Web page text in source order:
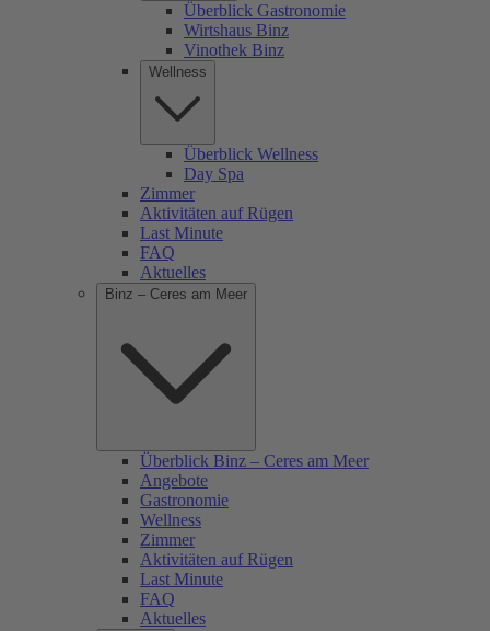
Überblick Gastronomie
Wirtshaus Binz
Vinothek Binz
Wellness
Überblick Wellness
Day Spa
Zimmer
Aktivitäten auf Rügen
Last Minute
FAQ
Aktuelles
Binz – Ceres am Meer
Überblick Binz – Ceres am Meer
Angebote
Gastronomie
Wellness
Zimmer
Aktivitäten auf Rügen
Last Minute
FAQ
Aktuelles